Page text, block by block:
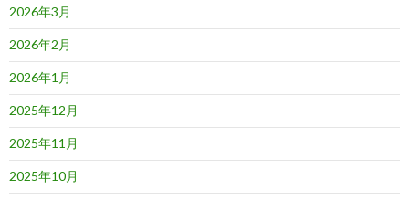
2026年3月
2026年2月
2026年1月
2025年12月
2025年11月
2025年10月